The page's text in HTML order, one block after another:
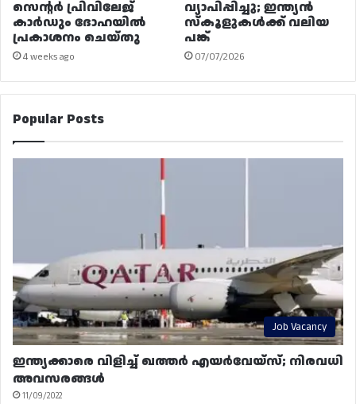
സെന്റർ പ്രിവിലേജ്
കാർഡും ദോഹയിൽ
പ്രകാശനം ചെയ്തു
4 weeks ago
വ്യാപിപ്പിച്ചു; ഇന്ത്യൻ
സ്കൂളുകൾക്ക് വലിയ
പങ്ക്
07/07/2026
Popular Posts
Job Vacancy
ഇന്ത്യക്കാരെ വിളിച്ച് ഖത്തർ എയർവേയ്‌സ്; നിരവധി
അവസരങ്ങൾ
11/09/2022